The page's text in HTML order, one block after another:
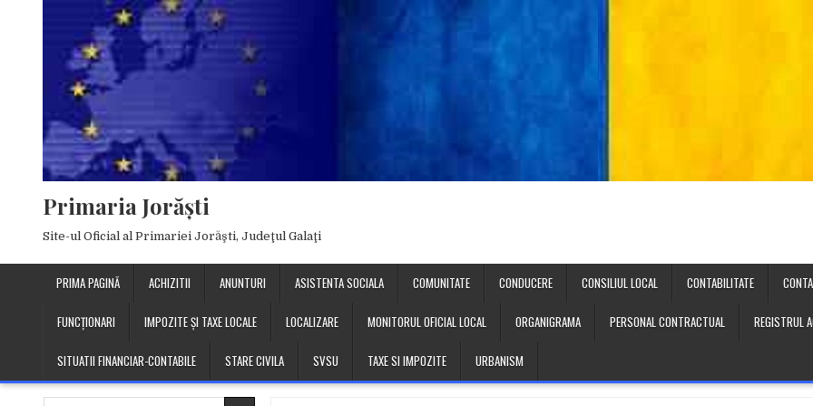
Primaria Jorăşti
Site-ul Oficial al Primariei Jorăşti, Judeţul Galaţi
PRIMA PAGINĂ ACHIZITII ANUNTURI ASISTENTA SOCIALA COMUNITATE CONDUCERE CONSILIUL LOCAL CONTABILITATE
FUNCȚIONARI IMPOZITE ȘI TAXE LOCALE LOCALIZARE MONITORUL OFICIAL LOCAL ORGANIGRAMA PERSONAL CONTRACTUAL REGISTRUL
SITUATII FINANCIAR-CONTABILE STARE CIVILA SVSU TAXE SI IMPOZITE URBANISM